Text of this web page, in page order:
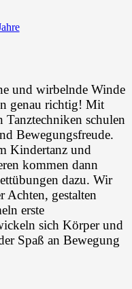
und wirbelnde Winde
genau richtig! Mit
schulen
Bewegungsfreude.
Kindertanz und
kommen dann
dazu. Wir
Achten, gestalten
erste
sich Körper und
Spaß an Bewegung